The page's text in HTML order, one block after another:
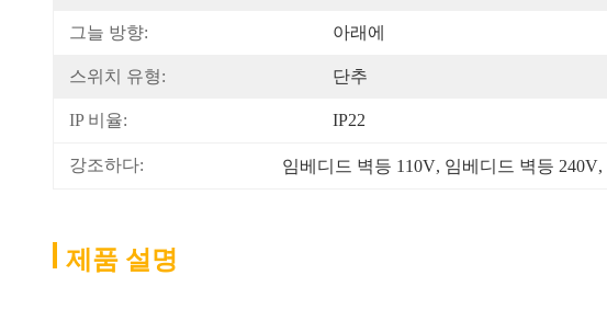
그늘 방향: 아래에
스위치 유형: 단추
IP 비율: IP22
강조하다: 임베디드 벽등 110V, 임베디드 벽등 240V,
제품 설명